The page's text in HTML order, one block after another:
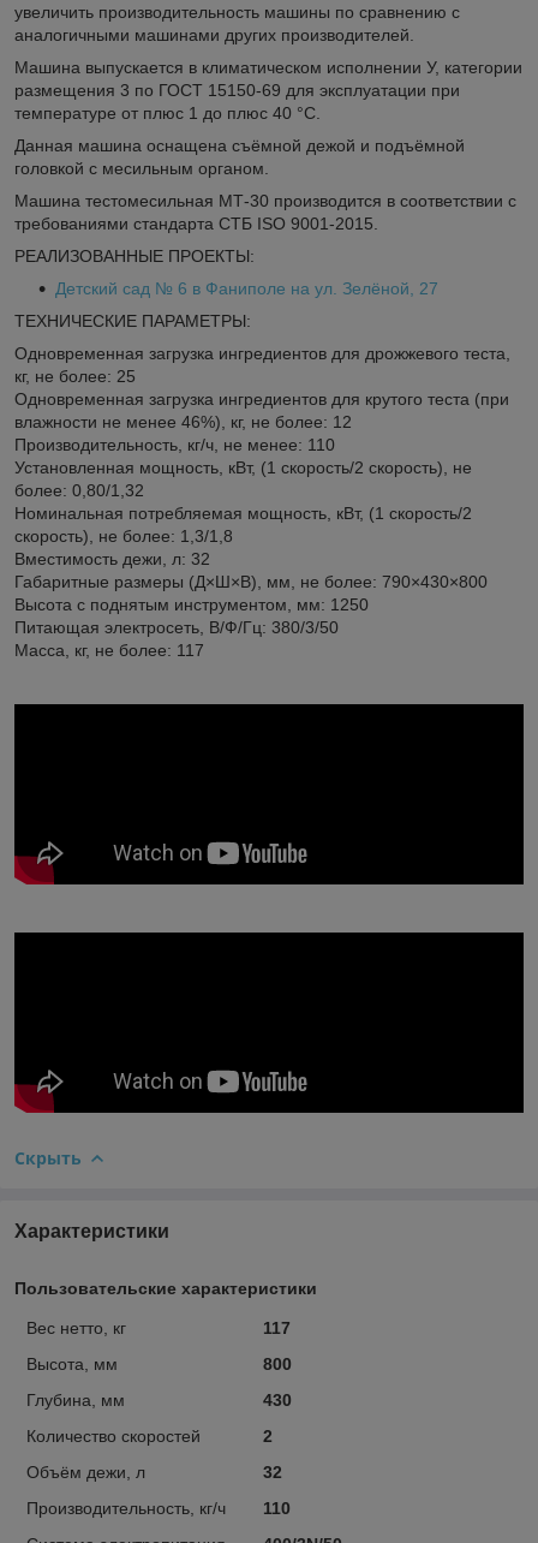
увеличить производительность машины по сравнению с
аналогичными машинами других производителей.
Машина выпускается в климатическом исполнении У, категории
размещения 3 по ГОСТ 15150-69 для эксплуатации при
температуре от плюс 1 до плюс 40 °С.
Данная машина оснащена съёмной дежой и подъёмной
головкой с месильным органом.
Машина тестомесильная МТ-30 производится в соответствии с
требованиями стандарта СТБ ISO 9001-2015.
РЕАЛИЗОВАННЫЕ ПРОЕКТЫ:
Детский сад № 6 в Фаниполе на ул. Зелёной, 27
ТЕХНИЧЕСКИЕ ПАРАМЕТРЫ:
Одновременная загрузка ингредиентов для дрожжевого теста,
кг, не более: 25
Одновременная загрузка ингредиентов для крутого теста (при
влажности не менее 46%), кг, не более: 12
Производительность, кг/ч, не менее: 110
Установленная мощность, кВт, (1 скорость/2 скорость), не
более: 0,80/1,32
Номинальная потребляемая мощность, кВт, (1 скорость/2
скорость), не более: 1,3/1,8
Вместимость дежи, л: 32
Габаритные размеры (Д×Ш×В), мм, не более: 790×430×800
Высота с поднятым инструментом, мм: 1250
Питающая электросеть, В/Ф/Гц: 380/3/50
Масса, кг, не более: 117
Скрыть
Характеристики
Пользовательские характеристики
Вес нетто, кг
117
Высота, мм
800
Глубина, мм
430
Количество скоростей
2
Объём дежи, л
32
Производительность, кг/ч
110